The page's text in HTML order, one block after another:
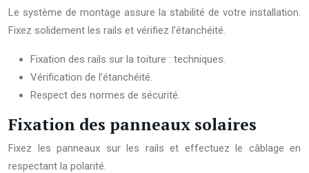
Le système de montage assure la stabilité de votre installation.
Fixez solidement les rails et vérifiez l’étanchéité.
Fixation des rails sur la toiture : techniques.
Vérification de l’étanchéité.
Respect des normes de sécurité.
Fixation des panneaux solaires
Fixez les panneaux sur les rails et effectuez le câblage en
respectant la polarité.